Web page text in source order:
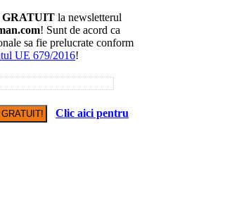
GRATUIT la newsletterul
! Sunt de acord ca
sa fie prelucrate conform
UE 679/2016!
Clic aici pentru